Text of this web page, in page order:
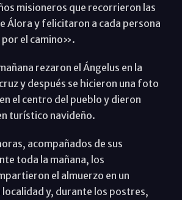
misioneros que recorrieron las
Álora y felicitaron a cada persona
por el camino».
rezaron el Ángelus en la
y después se hicieron una foto
el centro del pueblo y dieron
turístico navideño.
acompañados de sus
toda la mañana, los
el almuerzo en un
y, durante los postres,